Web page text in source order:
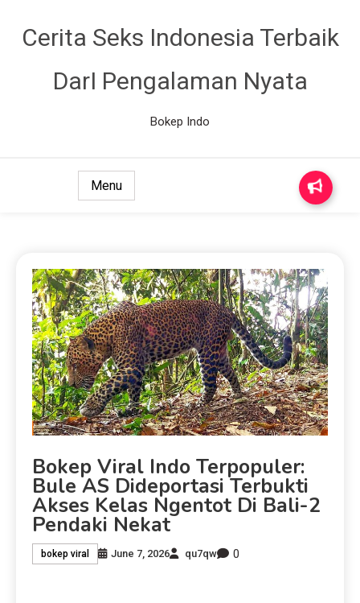
Cerita Seks Indonesia Terbaik
DarI Pengalaman Nyata
Bokep Indo
Menu
Bokep Viral Indo Terpopuler:
Bule AS Dideportasi Terbukti
Akses Kelas Ngentot Di Bali-2
Pendaki Nekat
bokep viral June 7, 2026 qu7qw 0